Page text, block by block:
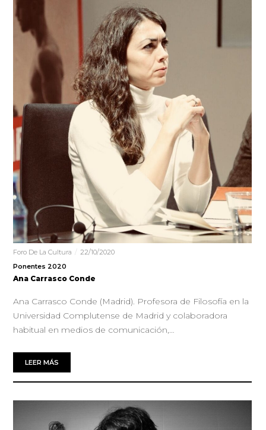
Foro De La Cultura
22/10/2020
Ponentes 2020
Ana Carrasco Conde
Ana Carrasco Conde (Madrid). Profesora de Filosofía en la
Universidad Complutense de Madrid y colaboradora
habitual en medios de comunicación,…
LEER MÁS